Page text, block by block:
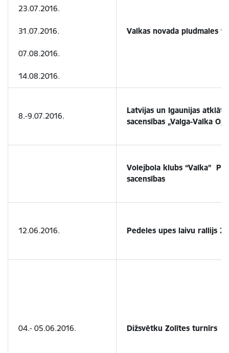
23.07.2016.
31.07.2016.
07.08.2016.
14.08.2016.
Valkas novada pludmales
8.-9.07.2016.
Latvijas un Igaunijas
sacensības „Valga-Valka
Volejbola klubs “Valka”
sacensības
12.06.2016. Pedeles upes laivu rallijs
04.- 05.06.2016. Dižsvētku Zolītes turnīrs